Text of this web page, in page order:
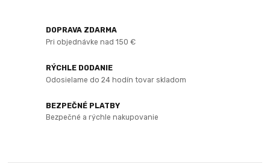
DOPRAVA ZDARMA
Pri objednávke nad 150 €
RÝCHLE DODANIE
Odosielame do 24 hodín tovar skladom
BEZPEČNÉ PLATBY
Bezpečné a rýchle nakupovanie